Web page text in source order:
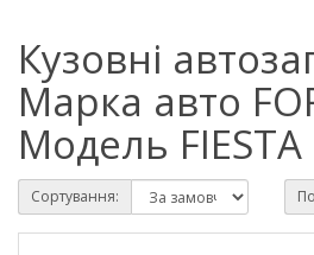
Кузовні
Марка авто
Модель
Сортування: